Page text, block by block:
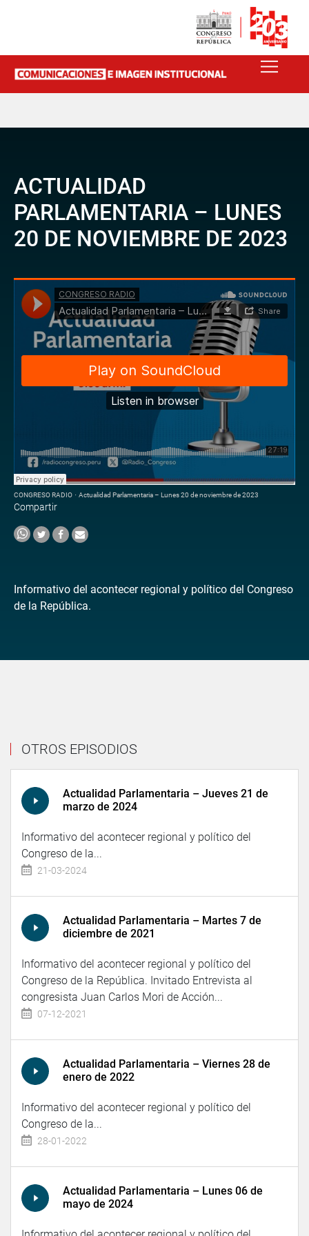
ACTUALIDAD
PARLAMENTARIA – LUNES
20 DE NOVIEMBRE DE 2023
CONGRESO RADIO · Actualidad Parlamentaria – Lunes 20 de noviembre de 2023
Compartir
Informativo del acontecer regional y político del Congreso
de la República.
OTROS EPISODIOS
Actualidad Parlamentaria – Jueves 21 de
marzo de 2024
Informativo del acontecer regional y político del
Congreso de la...
21-03-2024
Actualidad Parlamentaria – Martes 7 de
diciembre de 2021
Informativo del acontecer regional y político del
Congreso de la República. Invitado Entrevista al
congresista Juan Carlos Mori de Acción...
07-12-2021
Actualidad Parlamentaria – Viernes 28 de
enero de 2022
Informativo del acontecer regional y político del
Congreso de la...
28-01-2022
Actualidad Parlamentaria – Lunes 06 de
mayo de 2024